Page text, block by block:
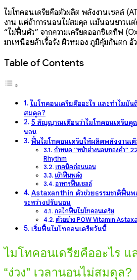
ไมโทคอนเดรียคือตัวผลิต พลังงานเซลล์
งาน แต่ถ้าการนอนไม่สมดุล แม้นอนยาวแ
“ไม่ฟื้นตัว” จากความเครียดออกซิเดทีฟ
มาเหนื่อยล้าเรื้อรัง ผิวหมอง ภูมิคุ้มกันตก
Table of Contents
ไมโทคอนเดรียคืออะไร และทำไมมัน
สมดุล?
5 สัญญาณเตือนว่าไมโทคอนเดรียคุ
นอน
ฟื้นไมโทคอนเดรียให้ผลิตพลังงานเ
กำหนด “หน้าต่างนอนทองคำ”
Rhythm
เทคนิคก่อนนอน
เช้าฟื้นพลัง
อาหารฟื้นเซลล์
Astaxanthin ตัวช่วยธรรมชาติฟื้นพ
ระหว่างปรับนอน
กลไกฟื้นไมโทคอนเดรีย
ตัวอย่าง POW Vitamin
เริ่มฟื้นไมโทคอนเดรียวันนี้
ไมโทคอนเดรียคืออะไร แ
“ง่วง” เวลานอนไม่สมดุล?